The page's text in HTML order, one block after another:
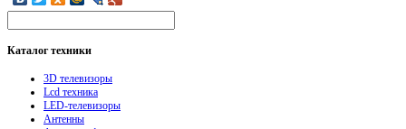
Каталогтехники
3D телевизоры
Lcd техника
LED-телевизоры
Антенны